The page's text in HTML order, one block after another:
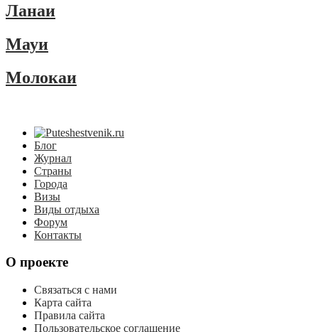
Ланаи
Мауи
Молокаи
Блог
Журнал
Страны
Города
Визы
Виды отдыха
Форум
Контакты
О проекте
Связаться с нами
Карта сайта
Правила сайта
Пользовательское соглашение